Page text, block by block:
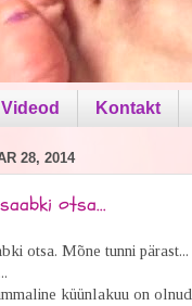
Videod Kontakt
28, 2014
otsa...
otsa. Mõne tunni pärast...
küünlakuu on